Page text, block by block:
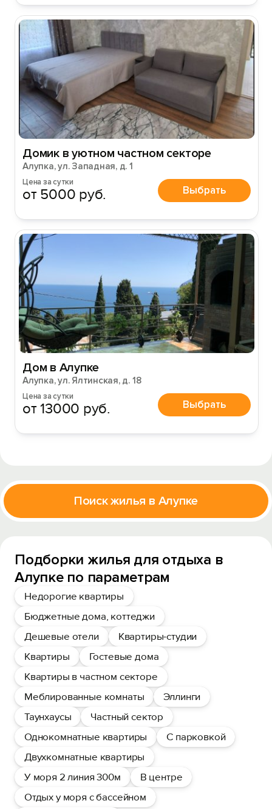
Домик в уютном частном секторе
Алупка, ул. Западная, д. 1
Цена за сутки
от 5000 руб. Выбрать
Дом в Алупке
Алупка, ул. Ялтинская, д. 18
Цена за сутки
от 13000 руб. Выбрать
Поиск жилья в Алупке
Подборки жилья для отдыха в
Алупке по параметрам
Недорогие квартиры
Бюджетные дома, коттеджи
Дешевые отели
Квартиры-студии
Квартиры
Гостевые дома
Квартиры в частном секторе
Меблированные комнаты
Эллинги
Таунхаусы
Частный сектор
Однокомнатные квартиры
С парковкой
Двухкомнатные квартиры
У моря 2 линия 300м
В центре
Отдых у моря с бассейном